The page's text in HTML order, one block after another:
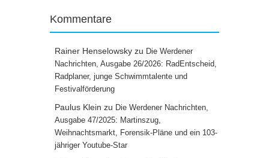
Kommentare
Rainer Henselowsky zu Die Werdener
Nachrichten, Ausgabe 26/2026: RadEntscheid,
Radplaner, junge Schwimmtalente und
Festivalförderung
Paulus Klein zu Die Werdener Nachrichten,
Ausgabe 47/2025: Martinszug,
Weihnachtsmarkt, Forensik-Pläne und ein 103-
jähriger Youtube-Star